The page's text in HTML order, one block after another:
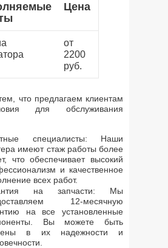
Цена
от
2200
руб.
что предлагаем клиентам
для обслуживания
специалисты: Наши
имеют стаж работы более
что обеспечивает высокий
и качественное
всех работ.
на запчасти: Мы
12-месячную
на все установленные
Вы можете быть
в их надежности и